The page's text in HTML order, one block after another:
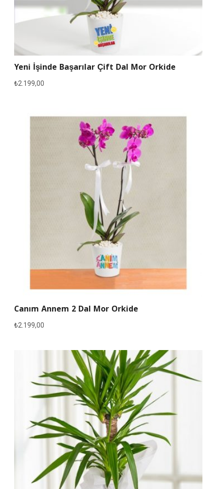
Yeni İşinde Başarılar Çift Dal Mor Orkide
₺2.199,00
Canım Annem 2 Dal Mor Orkide
₺2.199,00